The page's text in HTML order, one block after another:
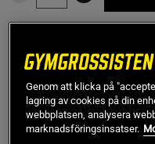
SKU #90579800R | EAN
Easton T-shirt -
Genom att klicka på
lagring av cookies på din
webbplatsen, analysera
marknadsföringsinsatser.